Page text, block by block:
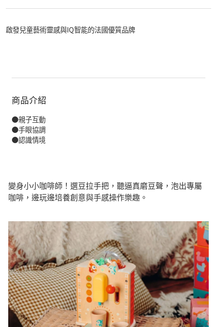
啟發兒童藝術靈感與IQ智能的法國優質品牌
商品介紹
●親子互動
●手眼協調
●認識情境
變身小小咖啡師！選豆拉手把，聽逼真磨豆聲，泡出專屬
咖啡，邊玩邊培養創意與手感操作樂趣。